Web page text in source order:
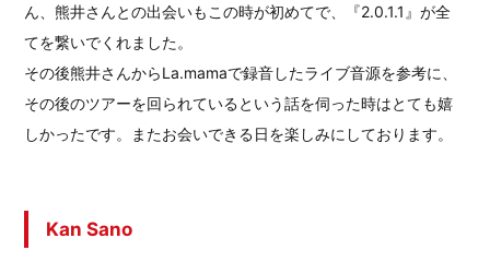
ん、熊井さんとの出会いもこの時が初めてで、『2.0.1.1』が全
てを繋いでくれました。
その後熊井さんからLa.mamaで録音したライブ音源を参考に、
その後のツアーを回られているという話を伺った時はとても嬉
しかったです。またお会いできる日を楽しみにしております。
Kan Sano